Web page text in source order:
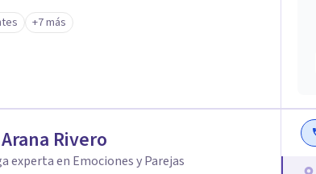
La intervención se realiza en un entorno
y las necesidades de cada proceso
de confianza desde el primer contacto. El
gratuita para ayudar a dar el primer paso y
adecuado en cada caso.
+7 más
Rivero
experta en Emociones y Parejas